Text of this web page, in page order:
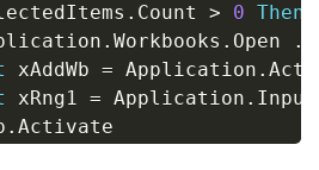
. Count > 0 Then
. Workbooks . Open .
xAddWb = Application .
xRng1 = Application .
. Activate